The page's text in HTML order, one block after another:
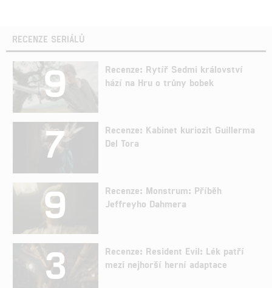
RECENZE SERIÁLŮ
9
Recenze: Rytíř Sedmi království
hází na Hru o trůny bobek
7
Recenze: Kabinet kuriozit Guillerma
Del Tora
9
Recenze: Monstrum: Příběh
Jeffreyho Dahmera
3
Recenze: Resident Evil: Lék patří
mezi nejhorší herní adaptace